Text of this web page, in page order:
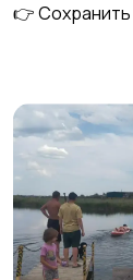
Игры с
Туризм и
природе1
👉 Сохранить